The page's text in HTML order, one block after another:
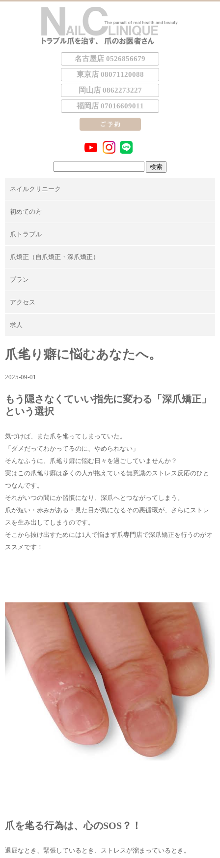
名古屋店 0526856679
東京店 08071120088
岡山店 0862273227
福岡店 07016609011
ネイルクリニーク
初めての方
爪トラブル
爪矯正（自爪矯正・深爪矯正）
プラン
アクセス
求人
爪毟り癖に悩むあなたへ。
2025-09-01
もう隠さなくていい指先に変わる「深爪矯正」
という選択
気づけば、また爪を毟ってしまっていた。
「ダメだってわかってるのに、やめられない」
そんなふうに、爪毟り癖に悩む日々を過ごしていませんか？
実はこの爪毟り癖は多くの人が抱えている無意識のストレス反応のひと
つなんです。
それがいつの間にか習慣になり、深爪へとつながってしまう。
爪が短い・赤みがある・見た目が気になるその悪循環が、さらにストレ
スを生み出してしまうのです。
そこから抜け出すためには1人で悩まず爪専門店で深爪矯正を行うのがオ
ススメです！
爪を毟る行為は、心のSOS？！
退屈なとき、緊張しているとき、ストレスが溜まっているとき。